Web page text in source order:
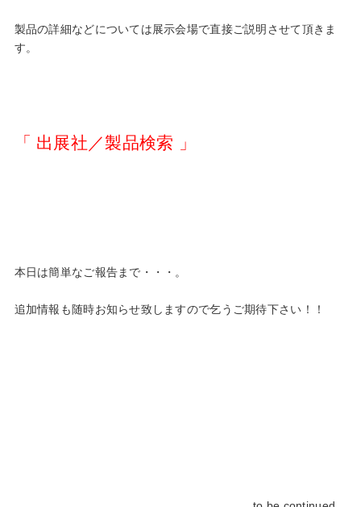
製品の詳細などについては展示会場で直接ご説明させて頂きま
す。
「 出展社／製品検索 」
本日は簡単なご報告まで・・・。
追加情報も随時お知らせ致しますので乞うご期待下さい！！